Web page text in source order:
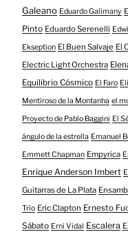
Galeano Eduardo Galimany
Pinto Eduardo Serenelli
Ekseption El Buen Salvaje El
Electric Light Orchestra
Equilibrio Cósmico El Faro
Mentiroso de la Montanha el
Proyecto de Pablo Baggini El
ángulo de la estrella Emanuel
Emmett Chapman Empyrica
Enrique Anderson Imbert
Guitarras de La Plata
Trío Eric Clapton Ernesto
Sábato Erni Vidal Escalera